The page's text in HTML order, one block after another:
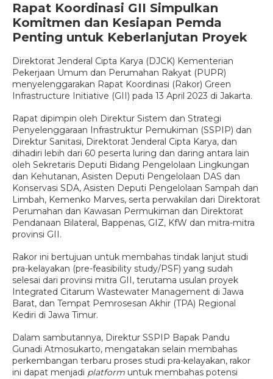
Rapat Koordinasi GII Simpulkan
Komitmen dan Kesiapan Pemda
Penting untuk Keberlanjutan Proyek
Direktorat Jenderal Cipta Karya (DJCK) Kementerian
Pekerjaan Umum dan Perumahan Rakyat (PUPR)
menyelenggarakan Rapat Koordinasi (Rakor) Green
Infrastructure Initiative (GII) pada 13 April 2023 di Jakarta.
Rapat dipimpin oleh Direktur Sistem dan Strategi
Penyelenggaraan Infrastruktur Pemukiman (SSPIP) dan
Direktur Sanitasi, Direktorat Jenderal Cipta Karya, dan
dihadiri lebih dari 60 peserta luring dan daring antara lain
oleh Sekretaris Deputi Bidang Pengelolaan Lingkungan
dan Kehutanan, Asisten Deputi Pengelolaan DAS dan
Konservasi SDA, Asisten Deputi Pengelolaan Sampah dan
Limbah, Kemenko Marves, serta perwakilan dari Direktorat
Perumahan dan Kawasan Permukiman dan Direktorat
Pendanaan Bilateral, Bappenas, GIZ, KfW dan mitra-mitra
provinsi GII.
Rakor ini bertujuan untuk membahas tindak lanjut studi
pra-kelayakan (pre-feasibility study/PSF) yang sudah
selesai dari provinsi mitra GII, terutama usulan proyek
Integrated Citarum Wastewater Management di Jawa
Barat, dan Tempat Pemrosesan Akhir (TPA) Regional
Kediri di Jawa Timur.
Dalam sambutannya, Direktur SSPIP Bapak Pandu
Gunadi Atmosukarto, mengatakan selain membahas
perkembangan terbaru proses studi pra-kelayakan, rakor
ini dapat menjadi platform untuk membahas potensi